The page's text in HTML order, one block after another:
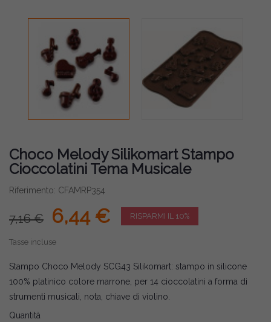
Choco Melody Silikomart Stampo
Cioccolatini Tema Musicale
Riferimento: CFAMRP354
7,16 € 6,44 € RISPARMI IL 10%
Tasse incluse
Stampo Choco Melody SCG43 Silikomart: stampo in silicone
100% platinico colore marrone, per 14 cioccolatini a forma di
strumenti musicali, nota, chiave di violino.
Quantità